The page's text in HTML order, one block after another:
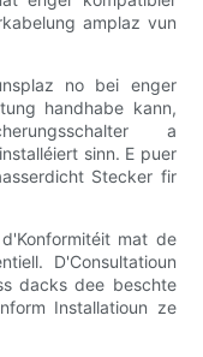
amplaz vun
no bei enger
handhabe kann,
a
sinn. E puer
Stecker fir
mat de
D'Consultatioun
dacks dee beschte
Installatioun ze